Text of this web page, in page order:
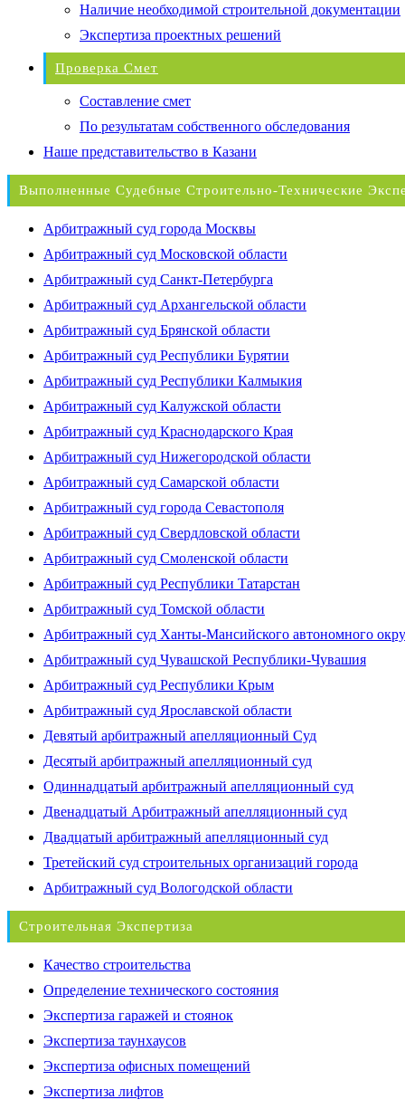
Наличие необходимой строительной документации
Экспертиза проектных решений
Проверка Смет
Составление смет
По результатам собственного обследования
Наше представительство в Казани
Выполненные Судебные Строительно-Технические
Арбитражный суд города Москвы
Арбитражный суд Московской области
Арбитражный суд Санкт-Петербурга
Арбитражный суд Архангельской области
Арбитражный суд Брянской области
Арбитражный суд Республики Бурятии
Арбитражный суд Республики Калмыкия
Арбитражный суд Калужской области
Арбитражный суд Краснодарского Края
Арбитражный суд Нижегородской области
Арбитражный суд Самарской области
Арбитражный суд города Севастополя
Арбитражный суд Свердловской области
Арбитражный суд Смоленской области
Арбитражный суд Республики Татарстан
Арбитражный суд Томской области
Арбитражный суд Ханты-Мансийского автономного
Арбитражный суд Чувашской Республики-Чувашия
Арбитражный суд Республики Крым
Арбитражный суд Ярославской области
Девятый арбитражный апелляционный Суд
Десятый арбитражный апелляционный суд
Одиннадцатый арбитражный апелляционный суд
Двенадцатый Арбитражный апелляционный суд
Двадцатый арбитражный апелляционный суд
Третейский суд строительных организаций города
Арбитражный суд Вологодской области
Строительная Экспертиза
Качество строительства
Определение технического состояния
Экспертиза гаражей и стоянок
Экспертиза таунхаусов
Экспертиза офисных помещений
Экспертиза лифтов